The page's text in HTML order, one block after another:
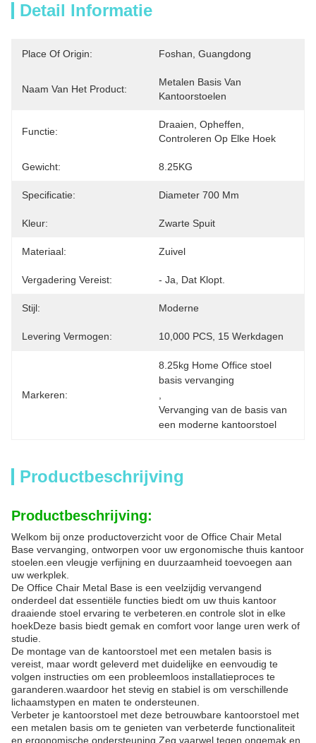
Detail Informatie
Place Of Origin: Foshan, Guangdong
Naam Van Het Product:
Metalen Basis Van
Kantoorstoelen
Functie:
Draaien, Opheffen,
Controleren Op Elke Hoek
Gewicht: 8.25KG
Specificatie: Diameter 700 Mm
Kleur: Zwarte Spuit
Materiaal: Zuivel
Vergadering Vereist: - Ja, Dat Klopt.
Stijl: Moderne
Levering Vermogen: 10,000 PCS, 15 Werkdagen
Markeren:
8.25kg Home Office stoel
basis vervanging
Vervanging van de basis van
een moderne kantoorstoel
Productbeschrijving
Productbeschrijving:
Welkom bij onze productoverzicht voor de Office Chair Metal
Base vervanging, ontworpen voor uw ergonomische thuis kantoor
stoelen.een vleugje verfijning en duurzaamheid toevoegen aan
uw werkplek.
De Office Chair Metal Base is een veelzijdig vervangend
onderdeel dat essentiële functies biedt om uw thuis kantoor
draaiende stoel ervaring te verbeteren.en controle slot in elke
hoekDeze basis biedt gemak en comfort voor lange uren werk of
studie.
De montage van de kantoorstoel met een metalen basis is
vereist, maar wordt geleverd met duidelijke en eenvoudig te
volgen instructies om een probleemloos installatieproces te
garanderen.waardoor het stevig en stabiel is om verschillende
lichaamstypen en maten te ondersteunen.
Verbeter je kantoorstoel met deze betrouwbare kantoorstoel met
een metalen basis om te genieten van verbeterde functionaliteit
en ergonomische ondersteuning.Zeg vaarwel tegen ongemak en